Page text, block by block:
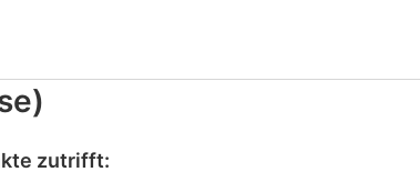
zutrifft: